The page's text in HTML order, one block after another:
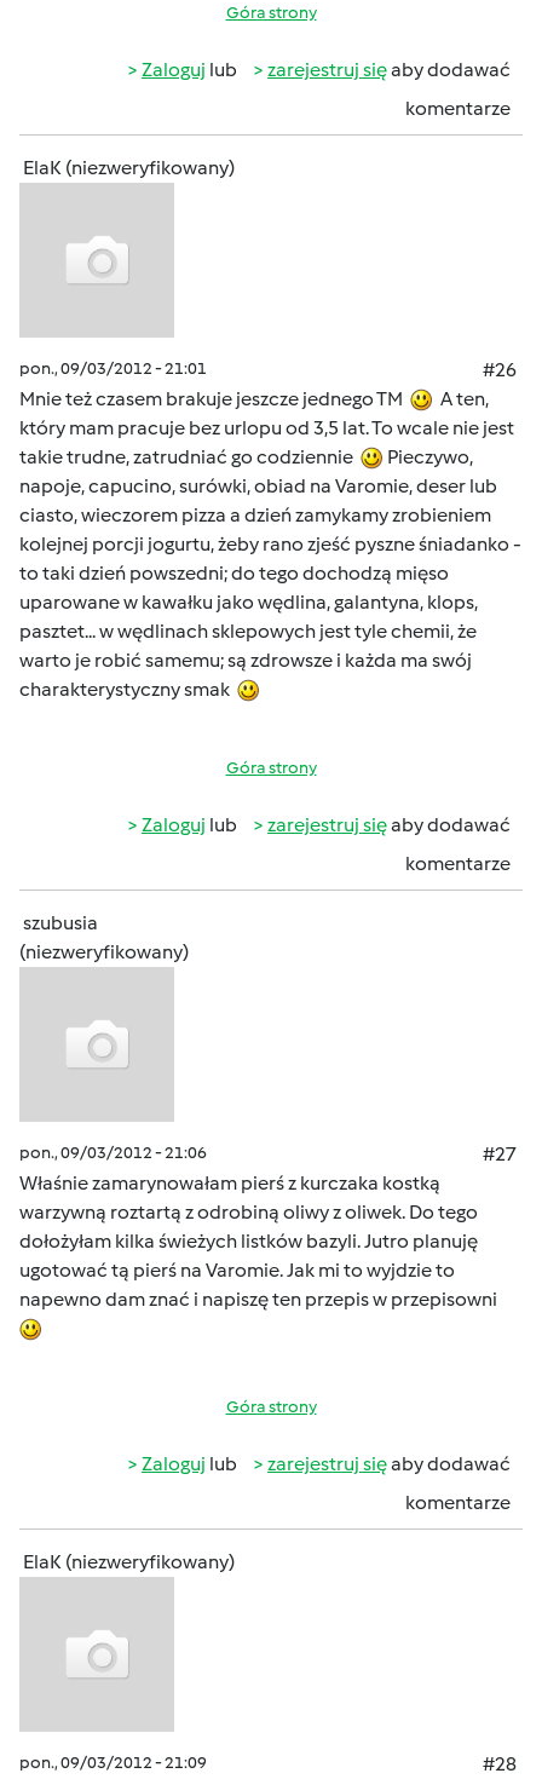
Góra strony
Zaloguj lub zarejestruj sięaby dodawać
komentarze
ElaK (niezweryfikowany)
pon., 09/03/2012 - 21:01
#26
Mnie też czasem brakuje jeszcze jednego TM
A ten,
który mam pracuje bez urlopu od 3,5 lat. To wcale nie jest
takie trudne, zatrudniać go codziennie
Pieczywo,
napoje, capucino, surówki, obiad na Varomie, deser lub
ciasto, wieczorem pizza a dzień zamykamy zrobieniem
kolejnej porcji jogurtu, żeby rano zjeść pyszne śniadanko -
to taki dzień powszedni; do tego dochodzą mięso
uparowane w kawałku jako wędlina, galantyna, klops,
pasztet... w wędlinach sklepowych jest tyle chemii, że
warto je robić samemu; są zdrowsze i każda ma swój
charakterystyczny smak
Góra strony
Zaloguj lub zarejestruj sięaby dodawać
komentarze
szubusia
(niezweryfikowany)
pon., 09/03/2012 - 21:06
#27
Właśnie zamarynowałam pierś z kurczaka kostką
warzywną roztartą z odrobiną oliwy z oliwek. Do tego
dołożyłam kilka świeżych listków bazyli. Jutro planuję
ugotować tą pierś na Varomie. Jak mi to wyjdzie to
napewno dam znać i napiszę ten przepis w przepisowni
Góra strony
Zaloguj lub zarejestruj sięaby dodawać
komentarze
ElaK (niezweryfikowany)
pon., 09/03/2012 - 21:09
#28